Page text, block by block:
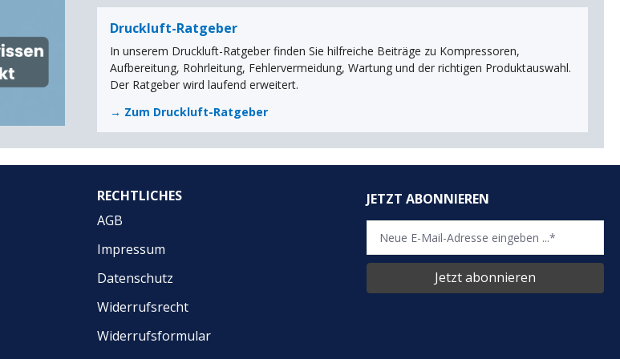
Druckluft-Ratgeber
In unserem Druckluft-Ratgeber finden Sie hilfreiche Beiträge zu Kompressoren,
Aufbereitung, Rohrleitung, Fehlervermeidung, Wartung und der richtigen Produktauswahl.
Der Ratgeber wird laufend erweitert.
→ Zum Druckluft-Ratgeber
RECHTLICHES
AGB
Impressum
Datenschutz
Widerrufsrecht
Widerrufsformular
JETZT ABONNIEREN
Jetzt abonnieren